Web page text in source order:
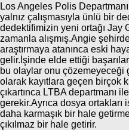
Los Angeles Polis
yalnız çalışmasıyla ünlü bir
dedektifimizin yeni ortağı Jay
zamanla alışmış.Angie
araştırmaya atanınca eski
gelir.İşinde elde ettiği
bu olaylar onu
olarak kayıtlara geçen birçok
çıkartınca LTBA departmanı
gerekir.Ayrıca dosya
daha karmaşık bir hale
çıkılmaz bir hale getirir.